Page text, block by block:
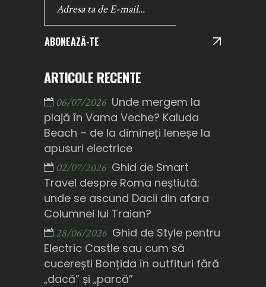
ABONEAZĂ-TE
ARTICOLE RECENTE
06/07/2026 Unde mergem la
plajă în Vama Veche? Kaluda
Beach – de la dimineți leneșe la
apusuri electrice
02/07/2026 Ghid de Smart
Travel despre Roma neștiută:
unde se ascund Dacii din afara
Columnei lui Traian?
28/06/2026 Ghid de Style pentru
Electric Castle sau cum să
cucerești Bonțida în outfituri fără
„dacă” și „parcă”